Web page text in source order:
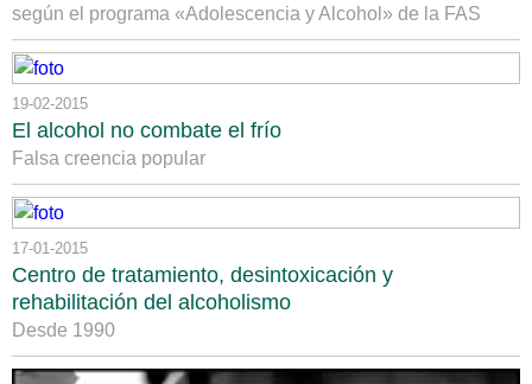
según el programa «Adolescencia y Alcohol» de la FAS
19-02-2015
El alcohol no combate el frío
Falsa creencia popular
17-01-2015
Centro de tratamiento, desintoxicación y
rehabilitación del alcoholismo
Desde 1990